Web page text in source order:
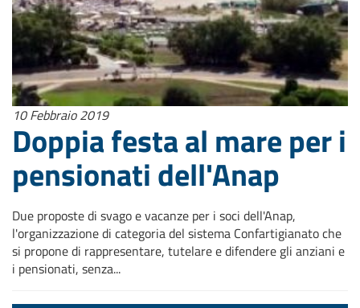
10 Febbraio 2019
Doppia festa al mare per i
pensionati dell'Anap
Due proposte di svago e vacanze per i soci dell'Anap,
l'organizzazione di categoria del sistema Confartigianato che
si propone di rappresentare, tutelare e difendere gli anziani e
i pensionati, senza...